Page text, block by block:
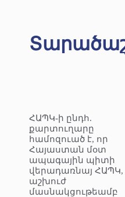
ՀԱՊԿ-ի ընդհ.
քարտուղարը
համոզուած է, որ
Հայաստան մօտ
ապագային պիտի
վերադառնայ ՀԱՊԿ,
աշխուժ
մասնակցութեամբ